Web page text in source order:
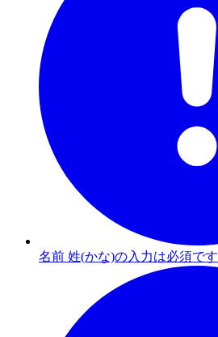
名前 姓(かな)の入力は必須です